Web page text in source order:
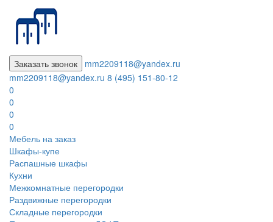
Заказать звонок
mm2209118@yandex.ru
mm2209118@yandex.ru 8 (495) 151-80-12
0
0
0
0
Мебель на заказ
Шкафы-купе
Распашные шкафы
Кухни
Межкомнатные перегородки
Раздвижные перегородки
Складные перегородки